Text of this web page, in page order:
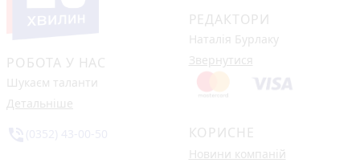
РОБОТА У НАС
Шукаєм таланти
Детальніше
РЕДАКТОРИ
Наталія Бурлаку
Звернутися
КОРИСНЕ
Новини компаній